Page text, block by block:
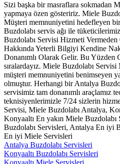
Sizi başka bir masraflara sokmadan
yapmaya özen gösteririz. Miele
Müşteri memnuniyetini hedefleyen
Buzdolabı servis ağı ile
Buzdolabı Servisi Hizmeti Vermeden
Hakkında Yeterli Bilgiyi Kendine
Donanımlı Olarak Gelir. Bu
sıralardayız. Miele Buzdolabı
müşteri memnuniyetini benimseyen
olmuştur. Herhangi bir Antalya
servisimiz tam donanımlı araçlamız
teknisiyenlerimizle 7/24 sizlerin
Servisi, Miele Buzdolabı Antalya,
Konyaaltı En yakın Miele
Buzdolabı Servisleri, Antalya En iyi
En iyi Miele Servisleri
Antalya Buzdolabı Servisleri
Konyaaltı Buzdolabı Servisleri
Konyaaltı Miele Servisleri